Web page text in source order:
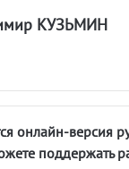
КУЗЬМИН
онлайн-версия
поддержать